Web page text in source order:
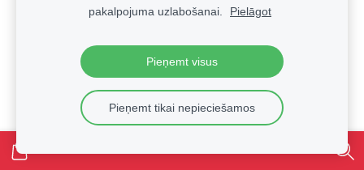
Poliestera auklu komplekts stellēm "Liisa"
pakalpojuma uzlabošanai.
Pielāgot
Pieņemt visus
Pieņemt tikai nepieciešamos